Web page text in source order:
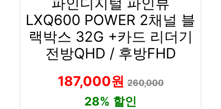
LXQ600 POWER 2채널 블
랙박스 32G +카드 리더기
전방QHD / 후방FHD
187,000원260,000
28% 할인